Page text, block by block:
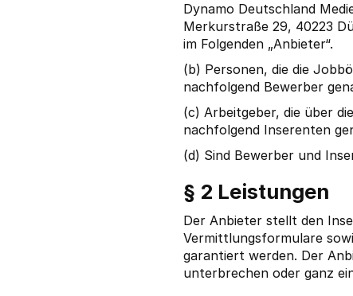
Dynamo Deutschland
Merkurstraße 29, 40223
im Folgenden „Anbieter“.
(b) Personen, die die
nachfolgend Bewerber
(c) Arbeitgeber, die über
nachfolgend Inserenten
(d) Sind Bewerber und
§ 2 Leistungen
Der Anbieter stellt den
Vermittlungsformulare
garantiert werden. Der
unterbrechen oder ganz